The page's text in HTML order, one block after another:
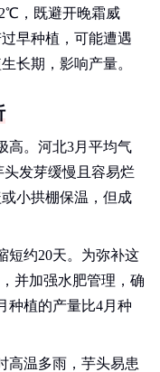
，既避开晚霜威
早种植，可能遭遇
长期，影响产量。
高。河北3月平均气
发芽缓慢且容易烂
小拱棚保温，但成
短约20天。为弥补这
并加强水肥管理，确
种植的产量比4月种
高温多雨，芋头易患